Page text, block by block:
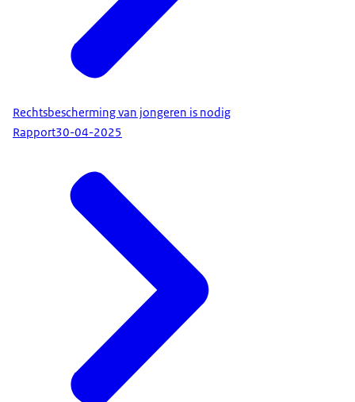
Rechtsbescherming van jongeren is nodig
Rapport30-04-2025